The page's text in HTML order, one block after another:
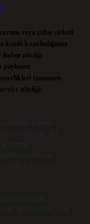
veya şahıs şirketi
hazırladığımız
haber niteliği
tamamen
niteliği
İletişim Kurumu
vermektedir. Bu
içeriklerin
kabul etmiş
içerikleri,
ilgili içerikler yasal